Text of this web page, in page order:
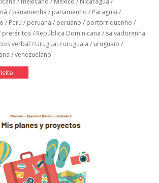
/ panamenha / panamenho / Paraguai /
/ Peru / peruana / peruano / portorriquenho /
pretéritos/ República Dominicana / salvadorenha
verbal / Uruguai / uruguaia / uruguaio /
/venezuelano
"Espanhol